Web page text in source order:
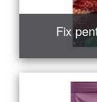
Fix
MAI